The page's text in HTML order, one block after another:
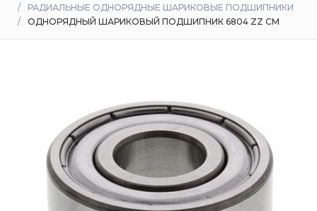
доставка
РАДИАЛЬНЫЕ ОДНОРЯДНЫЕ ШАРИКОВЫЕ ПОДШИПНИКИ
ОДНОРЯДНЫЙ ШАРИКОВЫЙ ПОДШИПНИК 6804 ZZ CM